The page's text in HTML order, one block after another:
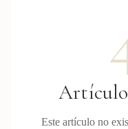
Este artículo no